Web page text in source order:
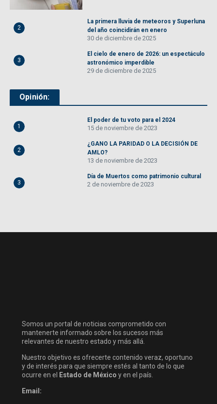
2
La primera lluvia de meteoros y Superluna
del año coincidirán en enero
30 de diciembre de 2025
3
El cielo de enero de 2026: un espectáculo
astronómico imperdible
29 de diciembre de 2025
Opinión:
1
El poder de tu voto para el 2024
15 de noviembre de 2023
2
¿GANO LA PARIDAD O LA DECISIÓN DE
AMLO?
13 de noviembre de 2023
3
Día de Muertos como patrimonio cultural
2 de noviembre de 2023
Somos un portal de noticias comprometido con
mantenerte informado sobre los sucesos más
relevantes de nuestro estado y más allá.
Nuestro objetivo es ofrecerte contenido veraz, oportuno
y de interés para que siempre estés al tanto de lo que
ocurre en el
Estado de México y en el país.
Email: